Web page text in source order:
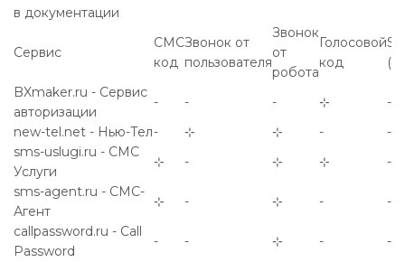
в документации
Сервис
СМС
код
Звонок от
пользователя
Звонок
от
робота
Голосовой
код
BXmaker.ru - Сервис
авторизации
- - - ⊹
-
new-tel.net - Нью-Тел- ⊹ ⊹ -
-
sms-uslugi.ru - СМС
Услуги
⊹ - ⊹ ⊹
-
sms-agent.ru - СМС-
Агент
⊹ - ⊹ -
-
callpassword.ru - Call
Password
- - ⊹ -
-